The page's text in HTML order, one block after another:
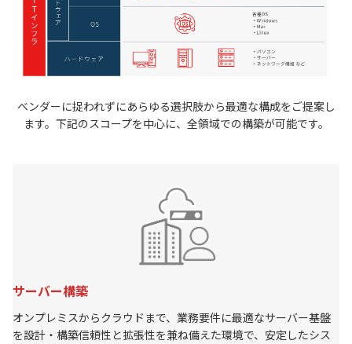
ベンダーに捉われずにあらゆる選択肢から最適な構成をご提案し
ます。下記のスコープを中心に、全領域での構築が可能です。
サーバー構築
オンプレミスからクラウドまで、業務要件に最適なサーバー基盤
を設計・構築信頼性と拡張性を兼ね備えた環境で、安定したシス